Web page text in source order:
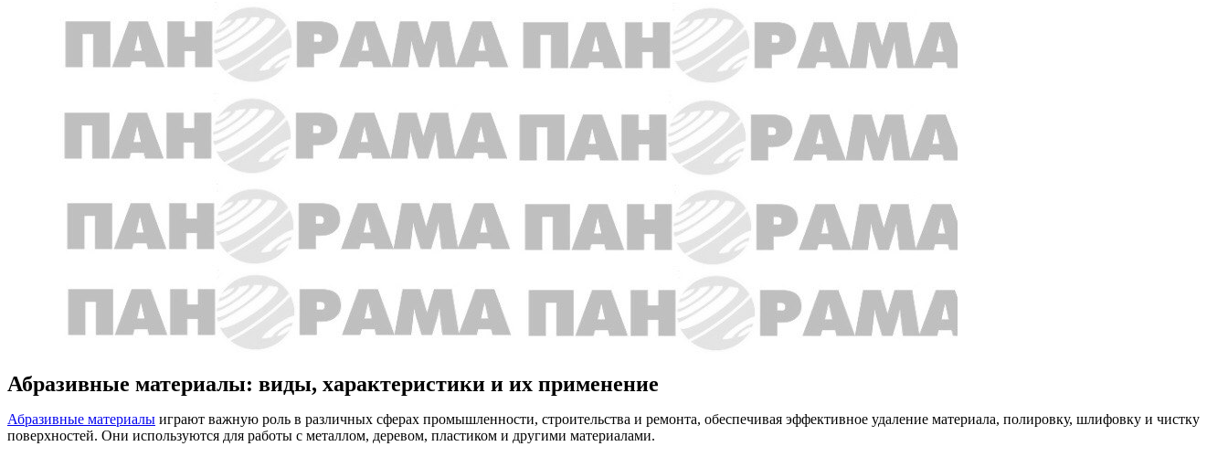
Абразивные материалы: виды, характеристики и их применение
Абразивные материалы играют важную роль в различных сферах промышленности, строительства и ремонта, обеспечивая эффективное удаление материала, полировку, шлифовку и чистку
поверхностей. Они используются для работы с металлом, деревом, пластиком и другими материалами.